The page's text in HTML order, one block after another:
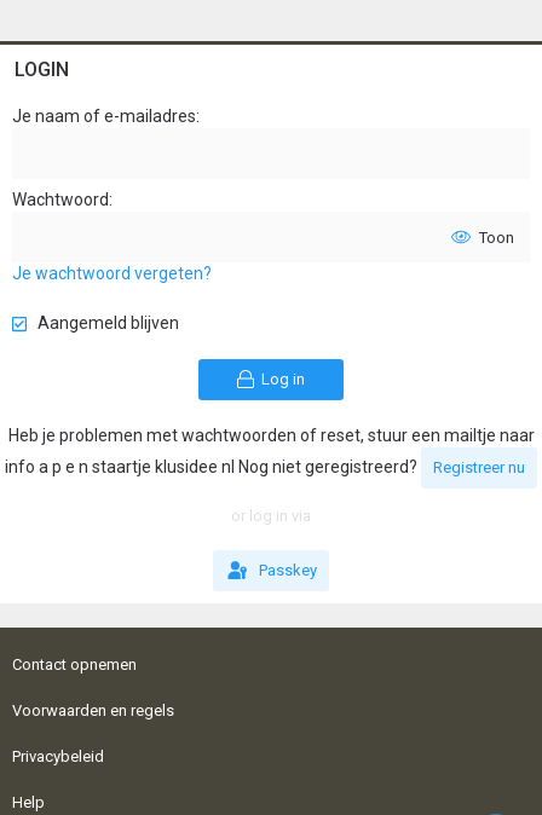
LOGIN
Je naam of e-mailadres
Wachtwoord
Toon
Je wachtwoord vergeten?
Aangemeld blijven
Log in
Heb je problemen met wachtwoorden of reset, stuur een mailtje naar
info a p e n staartje klusidee nl Nog niet geregistreerd?
Registreer nu
or log in via
Passkey
Contact opnemen
Voorwaarden en regels
Privacybeleid
Help